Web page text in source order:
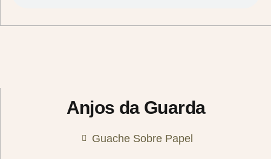
Anjos da Guarda
Guache Sobre Papel